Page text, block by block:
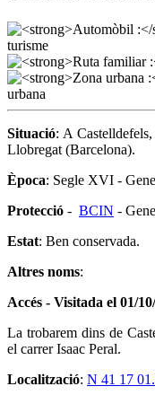
Situació: A
Llobregat (Barcelona).
Època: Segle XVI -
Protecció - BCIN -
Estat: Ben conservada.
Altres noms:
Accés - Visitada el 01/
La trobarem dins de
el carrer Isaac Peral.
Localització: N 41 17